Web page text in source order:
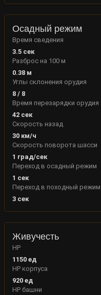
Осадный режим
Время сведения
3.5 сек
Разброс на 100 м
0.38 м
Углы склонения орудия
8/ 8
Время перезарядки орудия
42 сек
Скорость назад
30 км/ч
Скорость поворота шасси
1 град/сек
Переход в осадный режим
1 сек
Переход в походный режим
3 сек
Живучесть
HP
1150ед
HP корпуса
920ед
HP башни